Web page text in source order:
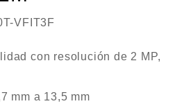
VFIT3F
con resolución de 2 MP,
mm a 13,5 mm